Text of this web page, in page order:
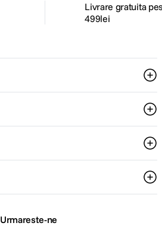
Livrare gratuita
499lei
Urmareste-ne